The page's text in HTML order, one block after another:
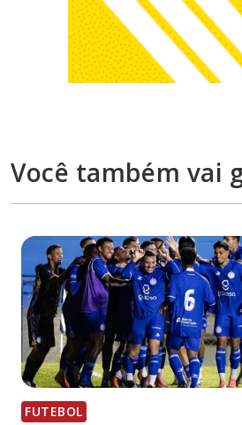
Você também vai
FUTEBOL